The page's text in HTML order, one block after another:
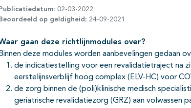
deze richtlijn
Publicatiedatum: 02-03-2022
Beoordeeld op geldigheid: 24-09-2021
gaan deze richtlijnmodules over?
deze modules worden aanbevelingen gedaan
de indicatiestelling voor een revalidatietraject na
eerstelijnsverblijf hoog complex (ELV-HC) voor
de zorg binnen de (poli)klinische medisch
geriatrische revalidatiezorg (GRZ) aan volwassen